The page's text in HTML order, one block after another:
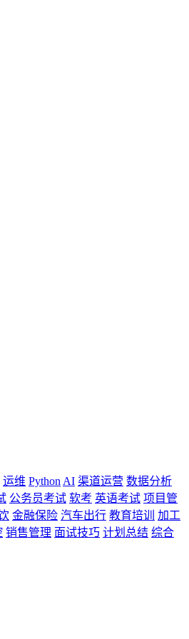
运维 Python AI 渠道运营 数据分析
公务员考试 软考 英语考试 项目管
金融保险 汽车出行 教育培训
加工
销售管理 面试技巧 计划总结 综合